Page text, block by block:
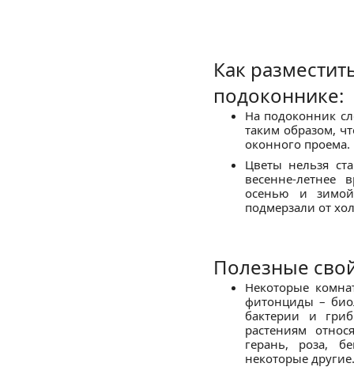
Как
подоконнике:
На подоконник
таким образом,
оконного проема.
Цветы нельзя
весенне-
осенью и
подмерзали от
Полезные
Некоторые
фитонциды –
бактерии и
растениям
герань, роза,
некоторые другие.